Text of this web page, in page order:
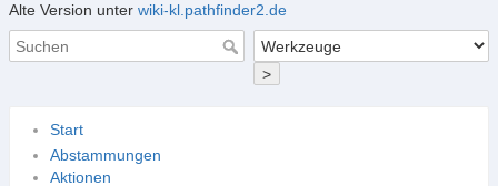
Alte Version unter wiki-kl.pathfinder2.de
>
Start
Abstammungen
Aktionen